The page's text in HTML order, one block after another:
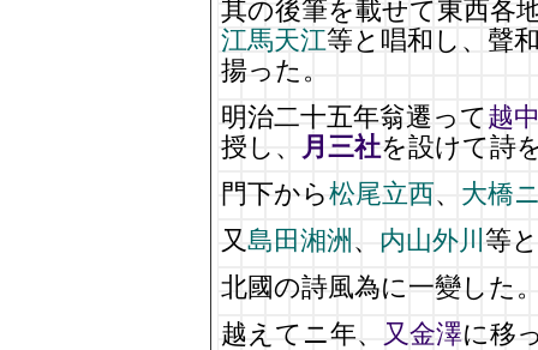
其の後筆を載せて東西各
江馬天江等と唱和し、聲
揚った。
明治二十五年翁遷って越
授し、
月三社を設けて詩
門下から松尾立西、 大橋
又島田湘洲 、 内山外川 等と
北國の詩風為に一變した
越えてニ年、
又金澤に移